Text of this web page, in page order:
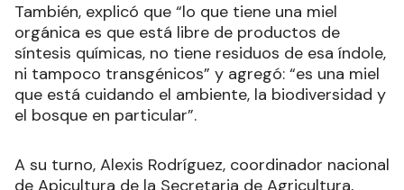
También, explicó que “lo que tiene una miel
orgánica es que está libre de productos de
síntesis químicas, no tiene residuos de esa índole,
ni tampoco transgénicos” y agregó: “es una miel
que está cuidando el ambiente, la biodiversidad y
el bosque en particular”.
A su turno, Alexis Rodríguez, coordinador nacional
de Apicultura de la Secretaria de Agricultura,